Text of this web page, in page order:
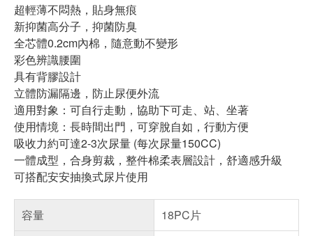
超輕薄不悶熱，貼身無痕
新抑菌高分子，抑菌防臭
全芯體0.2cm內棉，隨意動不變形
彩色辨識腰圍
具有背膠設計
立體防漏隔邊，防止尿便外流
適用對象：可自行走動，協助下可走、站、坐著
使用情境：長時間出門，可穿脫自如，行動方便
吸收力約可達2-3次尿量 (每次尿量150CC)
一體成型，合身剪裁，整件棉柔表層設計，舒適感升級
可搭配安安抽換式尿片使用
容量
18PC片